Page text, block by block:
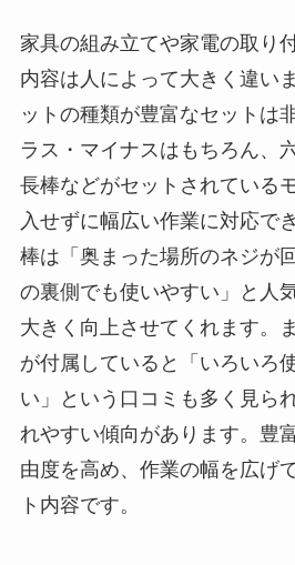
家具の組み立てや家電の取り
内容は人によって大きく違い
ットの種類が豊富なセットは
ラス・マイナスはもちろん、
長棒などがセットされている
入せずに幅広い作業に対応で
棒は「奥まった場所のネジが
の裏側でも使いやすい」と人
大きく向上させてくれます。
が付属していると「いろいろ
い」という口コミも多く見ら
れやすい傾向があります。豊
由度を高め、作業の幅を広げ
ト内容です。